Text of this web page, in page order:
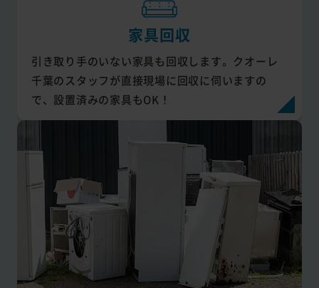
家具回収
引き取り手のいない家具も回収します。クオーレ
千葉のスタッフが直接現場に回収に伺いますの
で、設置済みの家具もOK！